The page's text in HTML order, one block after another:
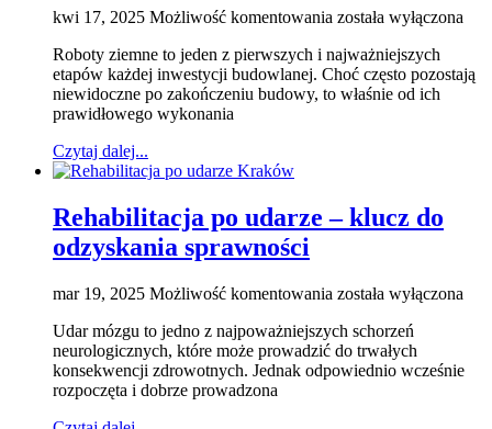
kwi 17, 2025 Możliwość komentowania Roboty
–
fundament
każdej
została wyłączona
Roboty ziemne to jeden z pierwszych i najważniejszych
etapów każdej inwestycji budowlanej. Choć często pozostają
niewidoczne po zakończeniu budowy, to właśnie od ich
prawidłowego wykonania
Czytaj dalej...
Rehabilitacja po udarze – klucz do
odzyskania sprawności
mar 19, 2025 Możliwość komentowania Rehabilitacja
udarze
–
klucz
została wyłączona
Udar mózgu to jedno z najpoważniejszych schorzeń
neurologicznych, które może prowadzić do trwałych
konsekwencji zdrowotnych. Jednak odpowiednio wcześnie
rozpoczęta i dobrze prowadzona